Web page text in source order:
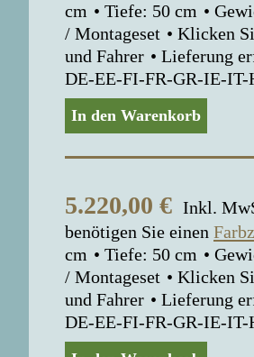
cm
Tiefe: 50 cm
/ Montageset
Klicken
und Fahrer
Lieferung
DE-EE-FI-FR-GR-IE-
In den Warenkorb
5.220,00 € Inkl.
benötigen Sie einen
cm
Tiefe: 50 cm
/ Montageset
Klicken
und Fahrer
Lieferung
DE-EE-FI-FR-GR-IE-